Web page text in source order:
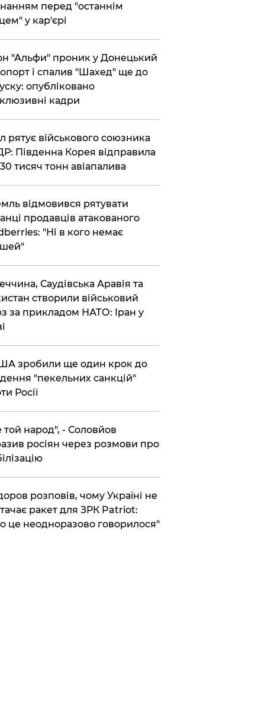
перед "останнім
у кар'єрі
"Альфи" проник у Донецький
і спалив "Шахед" ще до
опубліковано
кадри
рятує військового союзника
Південна Корея відправила
тисяч тонн авіапалива
відмовився рятувати
продавців атакованого
"Ні в кого немає
Саудівська Аравія та
створили військовий
за прикладом НАТО: Іран у
зробили ще один крок до
"пекельних санкцій"
Росії
той народ", - Соловйов
росіян через розмови про
розповів, чому Україні не
ракет для ЗРК Patriot:
це неодноразово говорилося"